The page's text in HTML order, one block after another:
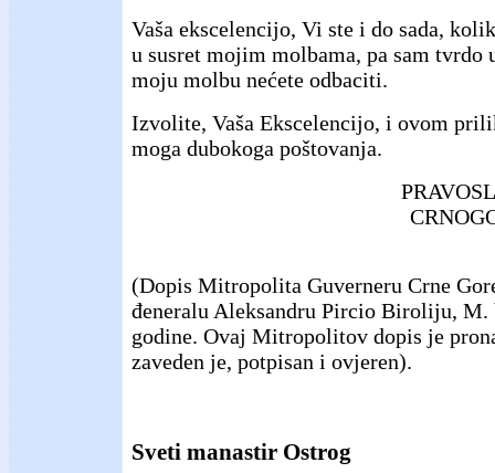
Vaša ekscelencijo, Vi ste i do sada,
u susret mojim molbama, pa sam tvrdo
moju molbu nećete odbaciti.
Izvolite, Vaša Ekscelencijo, i ovom
moga dubokoga poštovanja.
(Dopis Mitropolita Guverneru Crne
đeneralu Aleksandru Pircio Biroliju, M.
godine. Ovaj Mitropolitov dopis je
zaveden je, potpisan i ovjeren).
Sveti manastir Ostrog